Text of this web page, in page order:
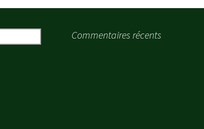
Commentaires récents